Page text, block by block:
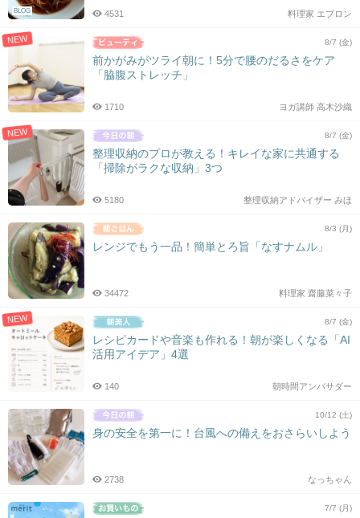
BLOG 料理家 エプロン
4531
NEW 8/7 (金)
前かがみがツライ朝に！5分で腰のだるさをケア
「脇腹ストレッチ」
ヨガ講師 高木沙織
1710
NEW 8/7 (金)
整理収納のプロが教える！キレイな家に共通する
「掃除がラクな収納」3つ
整理収納アドバイザー みほ
5180
8/3 (月)
レンジでもう一品！簡単とろ旨「なすナムル」
料理家 齋藤菜々子
34472
NEW 8/7 (金)
レシピカードや音楽も作れる！朝が楽しくなる「AI
活用アイデア」4選
朝時間アンバサダー
140
10/12 (土)
身の安全を第一に！台風への備えをおさらいしよう
なっちゃん
2738
7/7 (月)